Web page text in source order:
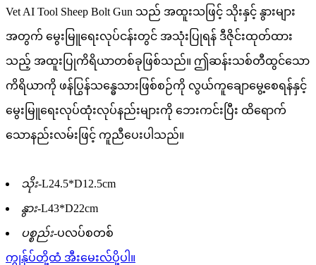
Vet AI Tool Sheep Bolt Gun သည် အထူးသဖြင့် သိုးနှင့် နွားများ
အတွက် မွေးမြူရေးလုပ်ငန်းတွင် အသုံးပြုရန် ဒီဇိုင်းထုတ်ထား
သည့် အထူးပြုကိရိယာတစ်ခုဖြစ်သည်။ ဤဆန်းသစ်တီထွင်သော
ကိရိယာကို ဖန်ပြွန်သန္ဓေသားဖြစ်စဉ်ကို လွယ်ကူချောမွေ့စေရန်နှင့်
မွေးမြူရေးလုပ်ထုံးလုပ်နည်းများကို ဘေးကင်းပြီး ထိရောက်
သောနည်းလမ်းဖြင့် ကူညီပေးပါသည်။
သိုး-L24.5*D12.5cm
နွား-L43*D22cm
ပစ္စည်း-ပလပ်စတစ်
ကျွန်ုပ်တို့ထံ အီးမေးလ်ပို့ပါ။